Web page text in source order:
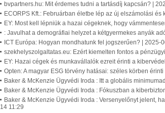
bvpartners.hu: Mit érdemes tudni a tartásdíj kapcsán? |
ECORPS Kft.: Februárban életbe lép az új elszámolási
EY: Most kell lépniük a hazai cégeknek, hogy
: Javulhat a demográfiai helyzet a kétgyermekes anyák
ICT Európa: Hogyan mondhatunk fel jogszerűen? | 2025-
szekhelyszolgaltatas.eu: Ezért kiemelten fontos a
EY: Hazai cégek és munkavállalók ezreit érinti a
Opten: A magyar ESG törvény hatásai: széles körben
Baker & McKenzie Ügyvédi Iroda : Itt a globális
Baker & McKenzie Ügyvédi Iroda : Fókuszban a
Baker & McKenzie Ügyvédi Iroda : Versenyelőnyt jelent,
14 11:29